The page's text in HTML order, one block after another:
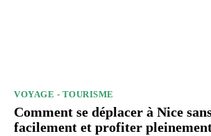
VOYAGE - TOURISME
Comment se déplacer à Nice
facilement et profiter